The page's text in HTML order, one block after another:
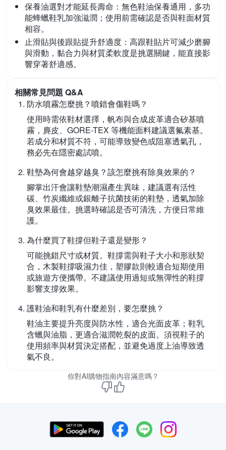
保養油選對才能延長壽命： 無色鞋油保養通用，多功
能蜂蠟鞋乳加強滋潤；使用前需確認是否與鞋面材質
相容。
止滑貼與後跟貼提升舒適度： 高跟鞋貼片可減少磨腳
與滑動，黏合力與材質柔軟度是挑選關鍵，能直接影
響穿著舒適感。
相關常見問題 Q&A
防水噴霧怎麼挑？噴錯會傷鞋嗎？
使用時需依鞋材選擇，帆布與合成皮革適合矽基噴
霧，麂皮、GORE-TEX 等機能面料建議選氟素基。
若成分和材質不符，可能導致變色或阻塞透氣孔，
務必先在隱密處試噴。
鞋墊為何會越穿越臭？該怎麼挑有除臭效果的？
腳掌出汗會讓鞋墊潮濕產生異味，建議選有活性
碳、竹炭纖維或銀離子抗菌技術的鞋墊，透氣加除
臭效果最佳。挑選時確認是否可清洗，方便日常維
護。
為什麼買了鞋撐但鞋子還是變形？
可能挑錯尺寸或材質。鞋撐需與鞋子大小和形狀契
合，木製鞋撐吸濕力佳，塑膠款則較適合短期使用
或旅遊方便攜帶。不建議使用過短或無彈性的鞋撐
影響支撐效果。
護鞋油和鞋乳有什麼差別，要怎麼挑？
鞋油主要提升亮度與防水性，適合光面皮革；鞋乳
含蠟與油脂，更適合滋潤乾裂的皮面。須視鞋子的
使用頻率與材質決定搭配，並避免過度上油導致透
氣不良。
你對AI購物指南內容滿意嗎？